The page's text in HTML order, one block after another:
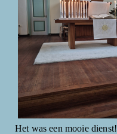
Het was een mooie dienst!